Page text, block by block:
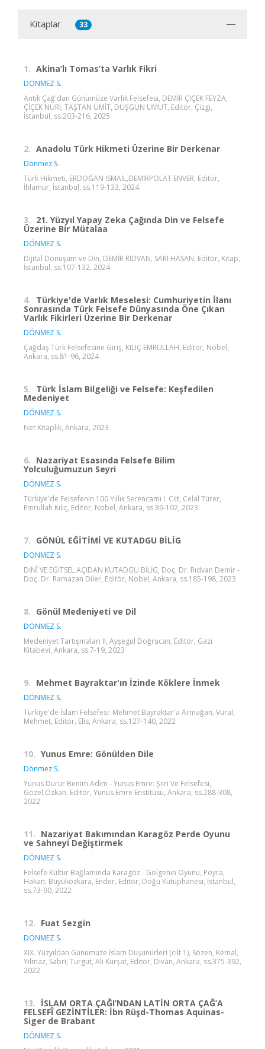
Kitaplar 33
1. Akina’lı Tomas’ta Varlık Fikri
DÖNMEZ S.
Antik Çağ'dan Günümüze Varlık Felsefesi, DEMİR ÇİÇEK FEYZA,
ÇİÇEK NURİ, TAŞTAN ÜMİT, DÜŞGÜN UMUT, Editör, Çizgi,
İstanbul, ss.203-216, 2025
2. Anadolu Türk Hikmeti Üzerine Bir Derkenar
Dönmez S.
Türk Hikmeti, ERDOĞAN İSMAİL,DEMİRPOLAT ENVER, Editör,
İhlamur, İstanbul, ss.119-133, 2024
3. 21. Yüzyıl Yapay Zeka Çağında Din ve Felsefe
Üzerine Bir Mütalaa
DÖNMEZ S.
Dijital Dönüşüm ve Din, DEMİR RIDVAN, SARI HASAN, Editör, Kitap,
İstanbul, ss.107-132, 2024
4. Türkiye'de Varlık Meselesi: Cumhuriyetin İlanı
Sonrasında Türk Felsefe Dünyasında Öne Çıkan
Varlık Fikirleri Üzerine Bir Derkenar
DÖNMEZ S.
Çağdaş Türk Felsefesine Giriş, KILIÇ EMRULLAH, Editör, Nobel,
Ankara, ss.81-96, 2024
5. Türk İslam Bilgeliği ve Felsefe: Keşfedilen
Medeniyet
DÖNMEZ S.
Net Kitaplık, Ankara, 2023
6. Nazariyat Esasında Felsefe Bilim
Yolculuğumuzun Seyri
DÖNMEZ S.
Türkiye'de Felsefenin 100 Yıllık Serencamı I. Cilt, Celal Türer,
Emrullah Kılıç, Editör, Nobel, Ankara, ss.89-102, 2023
7. GÖNÜL EĞİTİMİ VE KUTADGU BİLİG
DÖNMEZ S.
DİNÎ VE EĞİTSEL AÇIDAN KUTADGU BİLİG, Doç. Dr. Rıdvan Demir -
Doç. Dr. Ramazan Diler, Editör, Nobel, Ankara, ss.185-198, 2023
8. Gönül Medeniyeti ve Dil
DÖNMEZ S.
Medeniyet Tartışmaları II, Ayşegül Doğrucan, Editör, Gazi
Kitabevi, Ankara, ss.7-19, 2023
9. Mehmet Bayraktar'ın İzinde Köklere İnmek
DÖNMEZ S.
Türkiye'de İslam Felsefesi: Mehmet Bayraktar'a Armağan, Vural,
Mehmet, Editör, Elis, Ankara, ss.127-140, 2022
10. Yunus Emre: Gönülden Dile
Dönmez S.
Yunus Durur Benim Adım - Yunus Emre: Şiiri Ve Felsefesi,
Gözel,Özkan, Editör, Yunus Emre Enstitüsü, Ankara, ss.288-308,
2022
11. Nazariyat Bakımından Karagöz Perde Oyunu
ve Sahneyi Değiştirmek
DÖNMEZ S.
Felsefe Kültür Bağlamında Karagöz - Gölgenin Oyunu, Poyra,
Hakan; Büyüközkara, Ender, Editör, Doğu Kütüphanesi, İstanbul,
ss.73-90, 2022
12. Fuat Sezgin
DÖNMEZ S.
XIX. Yüzyıldan Günümüze İslam Düşünürleri (cilt 1), Sözen, Kemal,
Yılmaz, Sabri, Turgut, Ali Kürşat, Editör, Divan, Ankara, ss.375-392,
2022
13. İSLAM ORTA ÇAĞI’NDAN LATİN ORTA ÇAĞ’A
FELSEFÎ GEZİNTİLER: İbn Rüşd-Thomas Aquinas-
Siger de Brabant
DÖNMEZ S.